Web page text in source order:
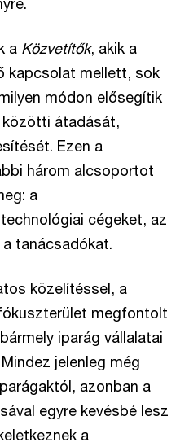
a Közvetítők, akik a
kapcsolat mellett, sok
módon elősegítik
átadását,
Ezen a
három alcsoportot
a
cégeket, az
tanácsadókat.
közelítéssel, a
megfontolt
iparág vállalatai
jelenleg még
azonban a
egyre kevésbé lesz
a